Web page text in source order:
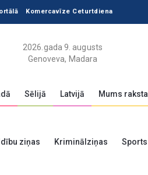
Komercavīze Ceturtdiena
2026.gada 9. augusts
Genoveva, Madara
Sēlijā Latvijā Mums raksta
ziņas Kriminālziņas Sports